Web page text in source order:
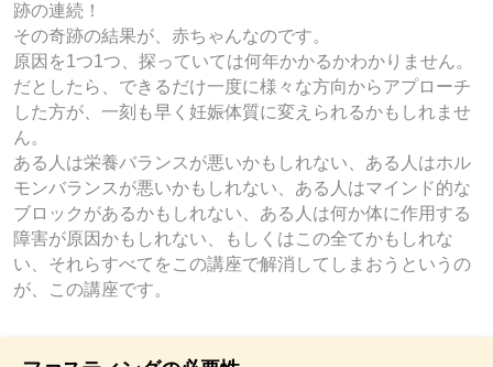
跡の連続！
その奇跡の結果が、赤ちゃんなのです。
原因を1つ1つ、探っていては何年かかるかわかりません。
だとしたら、できるだけ一度に様々な方向からアプローチ
した方が、一刻も早く妊娠体質に変えられるかもしれませ
ん。
ある人は栄養バランスが悪いかもしれない、ある人はホル
モンバランスが悪いかもしれない、ある人はマインド的な
ブロックがあるかもしれない、ある人は何か体に作用する
障害が原因かもしれない、もしくはこの全てかもしれな
い、それらすべてをこの講座で解消してしまおうというの
が、この講座です。